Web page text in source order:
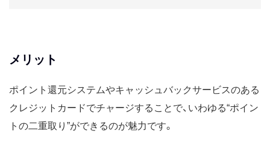
メリット
ポイント還元システムやキャッシュバックサービスのある
クレジットカードでチャージすることで、いわゆる“ポイン
トの二重取り”ができるのが魅力です。